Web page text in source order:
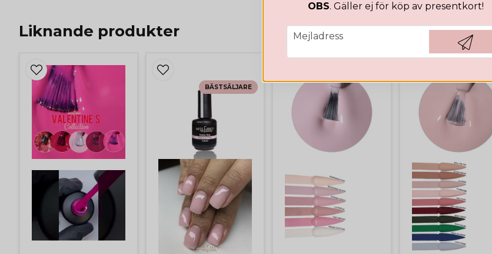
Liknande produkter
BÄSTSÄLJARE
OBS. Gäller ej för köp av presentkort!
email
Mejladress
Hämta kod